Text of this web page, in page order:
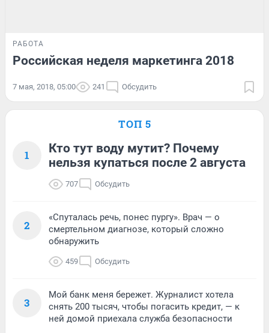
РАБОТА
Российская неделя маркетинга 2018
7 мая, 2018, 05:00 241 Обсудить
ТОП 5
1
Кто тут воду мутит? Почему
нельзя купаться после 2 августа
707 Обсудить
2
«Спуталась речь, понес пургу». Врач — о
смертельном диагнозе, который сложно
обнаружить
459 Обсудить
3
Мой банк меня бережет. Журналист хотела
снять 200 тысяч, чтобы погасить кредит, — к
ней домой приехала служба безопасности